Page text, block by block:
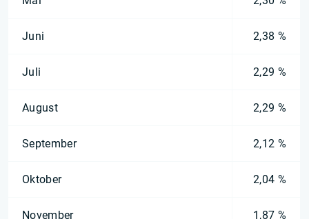
Juni 2,38 %
Juli 2,29 %
August 2,29 %
September 2,12 %
Oktober 2,04 %
November 1,87 %